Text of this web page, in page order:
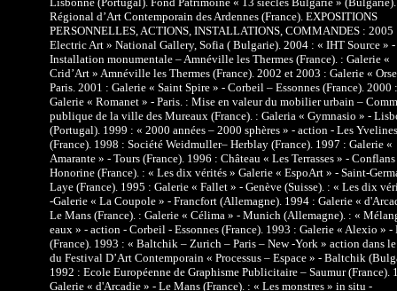
Régional d’Art Contemporain des Ardennes (France). EXPOSITIONS
PERSONNELLES, ACTIONS, INSTALLATIONS, COMMANDES : 2005
Electric Art » National Gallery, Sofia ( Bulgarie). 2004 : « IHT Source » -
Installation monumentale – Amnéville les Thermes (France). : Galerie «
Crid’Art » Amnéville les Thermes (France). 2002 et 2003 : Galerie «
Paris. 2001 : Galerie « Saint Spire » - Corbeil – Essonnes (France). 2000 :
Galerie « Romanet » - Paris. : Mise en valeur du mobilier urbain –
publique de la ville des Mureaux (France). : Galeria « Gymnasio » -
(Portugal). 1999 : « 2000 années – 2000 sphères » - action - Les Yvelines
(France). 1998 : Société Weidmuller– Herblay (France). 1997 : Galerie «
Amarante » - Tours (France). 1996 : Château « Les Terrasses » - Conflans
Honorine (France). : « Les dix vérités » Galerie « EspoArt » - Saint-
Laye (France). 1995 : Galerie « Fallet » - Genève (Suisse). : « Les dix
-Galerie « La Coupole » - Francfort (Allemagne). 1994 : Galerie «
Le Mans (France). : Galerie « Célima » - Munich (Allemagne). : «
eaux » - action - Corbeil - Essonnes (France). 1993 : Galerie « Alexio » -
(France). 1993 : « Baltchik – Zurich – Paris – New -York » action dans le
du Festival D’Art Contemporain « Processus – Espace » - Baltchik
1992 : Ecole Européenne de Graphisme Publicitaire – Saumur (France).
Galerie « d'Arcadie » - Le Mans (France). : « Les monstres » in situ -